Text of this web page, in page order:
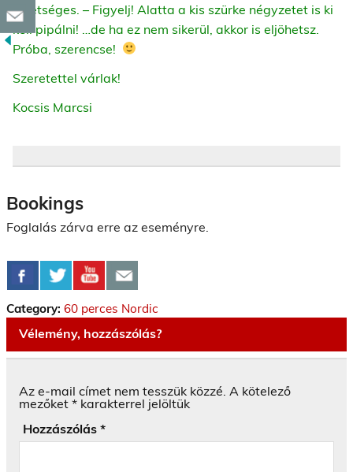
lehetséges. – Figyelj! Alatta a kis szürke négyzetet is ki
kell pipálni! …de ha ez nem sikerül, akkor is eljöhetsz.
Próba, szerencse!
Szeretettel várlak!
Kocsis Marcsi
Bookings
Foglalás zárva erre az eseményre.
Category: 60 perces Nordic
Vélemény, hozzászólás?
Az e-mail címet nem tesszük közzé. A kötelező
mezőket * karakterrel jelöltük
Hozzászólás *